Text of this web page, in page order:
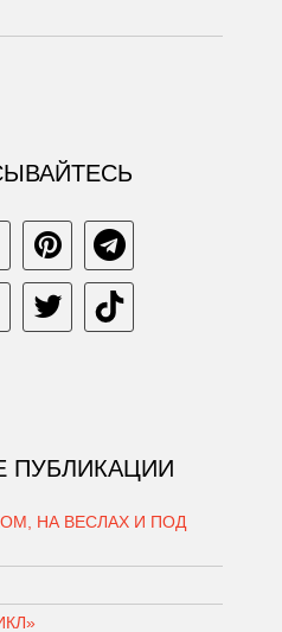
ПУБЛИКАЦИИ
НА ВЕСЛАХ И ПОД